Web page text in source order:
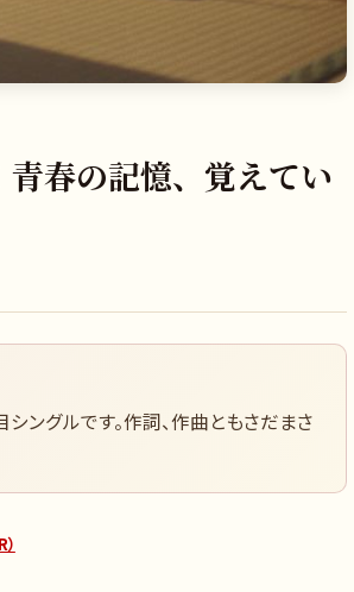
春の記憶、覚えてい
ングルです。作詞、作曲ともさだまさ